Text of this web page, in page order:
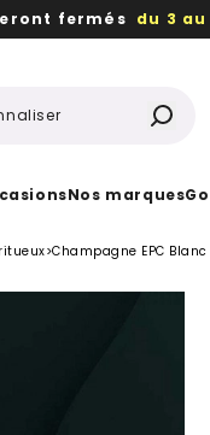
fermés du 3 au
Nos marques
>Champagne EPC